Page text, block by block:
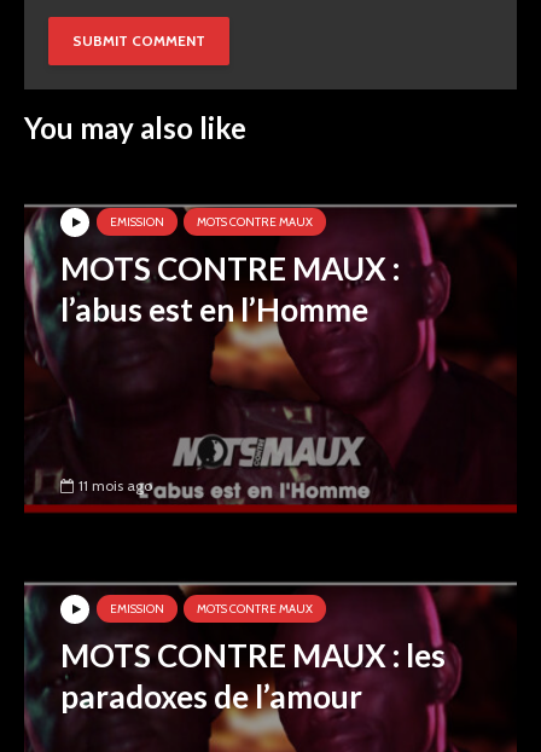
You may also like
EMISSION MOTS CONTRE MAUX
MOTS CONTRE MAUX :
l’abus est en l’Homme
11 mois ago
EMISSION MOTS CONTRE MAUX
MOTS CONTRE MAUX : les
paradoxes de l’amour